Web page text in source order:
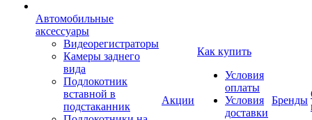
Автомобильные
аксессуары
Видеорегистраторы
Камеры заднего
вида
Подлокотник
вставной в
подстаканник
Акции
Как купить
Условия
оплаты
Условия
доставки
Бренды